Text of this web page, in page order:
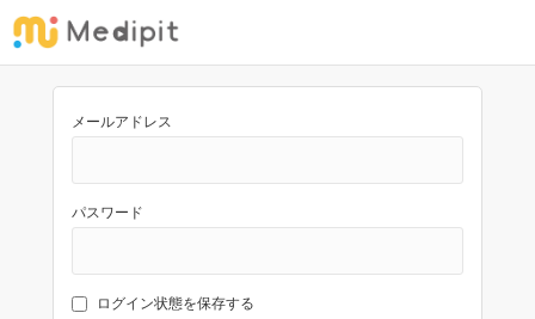
メールアドレス
パスワード
ログイン状態を保存する